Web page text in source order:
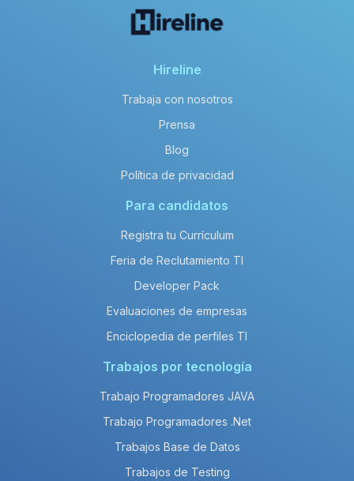
Hireline
Trabaja con nosotros
Prensa
Blog
Política de privacidad
Para candidatos
Registra tu Currículum
Feria de Reclutamiento TI
Developer Pack
Evaluaciones de empresas
Enciclopedia de perfiles TI
Trabajos por tecnología
Trabajo Programadores JAVA
Trabajo Programadores .Net
Trabajos Base de Datos
Trabajos de Testing